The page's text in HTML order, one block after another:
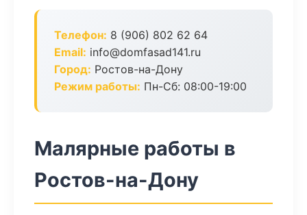
Телефон: 8 (906) 802 62 64
Email: info@domfasad141.ru
Город: Ростов-на-Дону
Режим работы: Пн-Сб: 08:00-19:00
Малярные работы в
Ростов-на-Дону